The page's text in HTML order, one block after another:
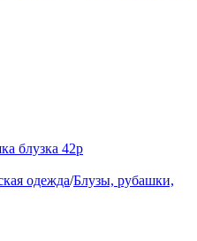
блузка 42р
одежда/Блузы, рубашки,